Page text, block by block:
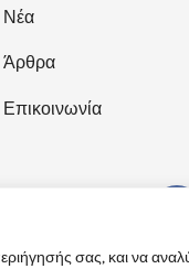
σας, και να
Νέα
Άρθρα
Επικοινωνία